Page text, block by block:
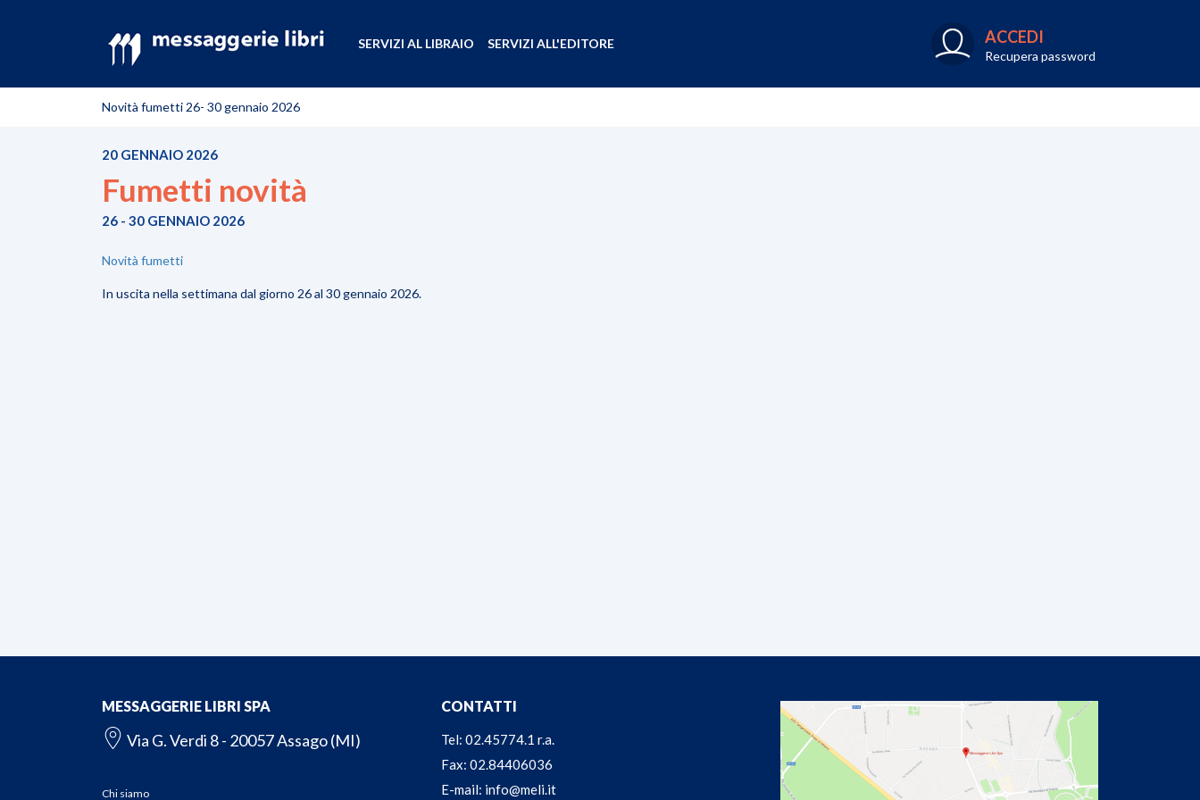
ACCEDI
Recupera password
SERVIZI AL LIBRAIO SERVIZI ALL'EDITORE
Novità fumetti 26- 30 gennaio 2026
20 GENNAIO 2026
Fumetti novità
26 - 30 GENNAIO 2026
Novità fumetti
In uscita nella settimana dal giorno 26 al 30 gennaio 2026.
MESSAGGERIE LIBRI SPA
Via G. Verdi 8 - 20057 Assago (MI)
Chi siamo
CONTATTI
Tel: 02.45774.1 r.a.
Fax: 02.84406036
E-mail: info@meli.it